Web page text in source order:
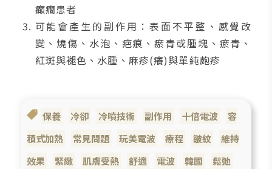
癲癇患者
可能會產生的副作用：表面不平整、感覺改
變、燒傷、水泡、疤痕、瘀青或腫塊、瘀青、
紅斑與褪色、水腫、麻疹(癢)與單純皰疹
保養 冷卻 冷噴技術 副作用 十倍電波
容
積式加熱
常見問題 玩美電波 療程 皺紋
維持
效果
緊緻 肌膚受熱 舒適 電波 韓國
鬆弛